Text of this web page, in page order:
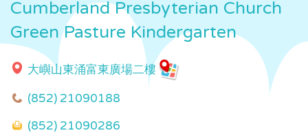
Cumberland Presbyterian Church
Green Pasture Kindergarten
大嶼山東涌富東廣場二樓
(852) 21090188
(852) 21090286